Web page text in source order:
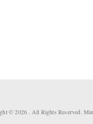
© 2026 . All Rights Reserved.